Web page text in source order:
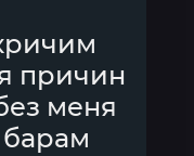
причин
меня